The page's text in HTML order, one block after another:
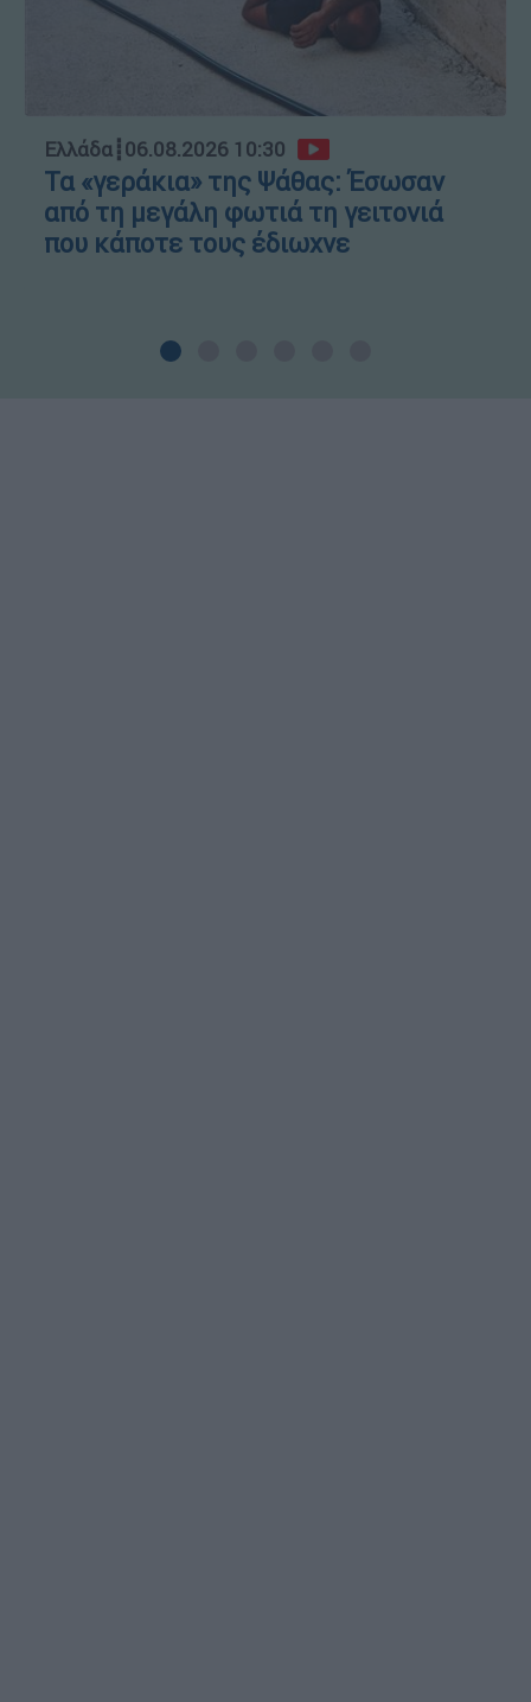
Ελλάδα┋06.08.2026 10:30
Τα «γεράκια» της Ψάθας: Έσωσαν
από τη μεγάλη φωτιά τη γειτονιά
που κάποτε τους έδιωχνε